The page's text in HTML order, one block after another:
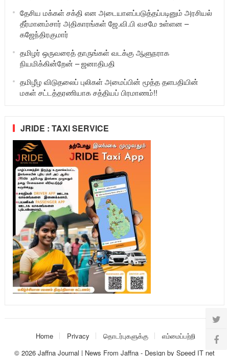
தேசிய மக்கள் சக்தி என அடையாளப்படுத்தப்படினும் அரசியல்
தீர்மானம்சார் அதிகாரங்கள் ஜே.வி.பி வசமே உள்ளன –
கஜேந்திரகுமார்
தமிழர் ஒருவரைத் தாருங்கள் வடக்கு ஆளுநராக
நியமிக்கின்றேன் – ஜனாதிபதி
தமிழீழ விடுதலைப் புலிகள் அமைப்பின் மூத்த தளபதியின்
மகள் சட்டத்தரணியாக சத்தியப் பிரமாணம்!!
JRIDE : TAXI SERVICE
Home Privacy தொடர்புகளுக்கு
எம்மைப்பற்றி
© 2026 Jaffna Journal | News From Jaffna- Design by Speed IT net